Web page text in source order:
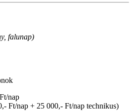
falunap)
nap
Ft/nap + 25 000,- Ft/nap technikus)